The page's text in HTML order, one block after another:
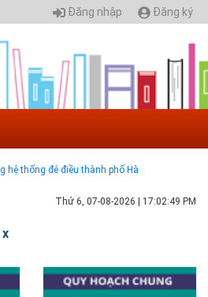
Đăng nhập Đăng ký
Khoa kỹ thuật hạ tầng và môi
học Kiến trúc Hà Nội
toán
hệ thống đê điều thành phố Hà
TUYẾN - TƯ VẤN TUYỂN SINH ĐẠI
Thứ 6, 07-08-2026 17:02:50 PM